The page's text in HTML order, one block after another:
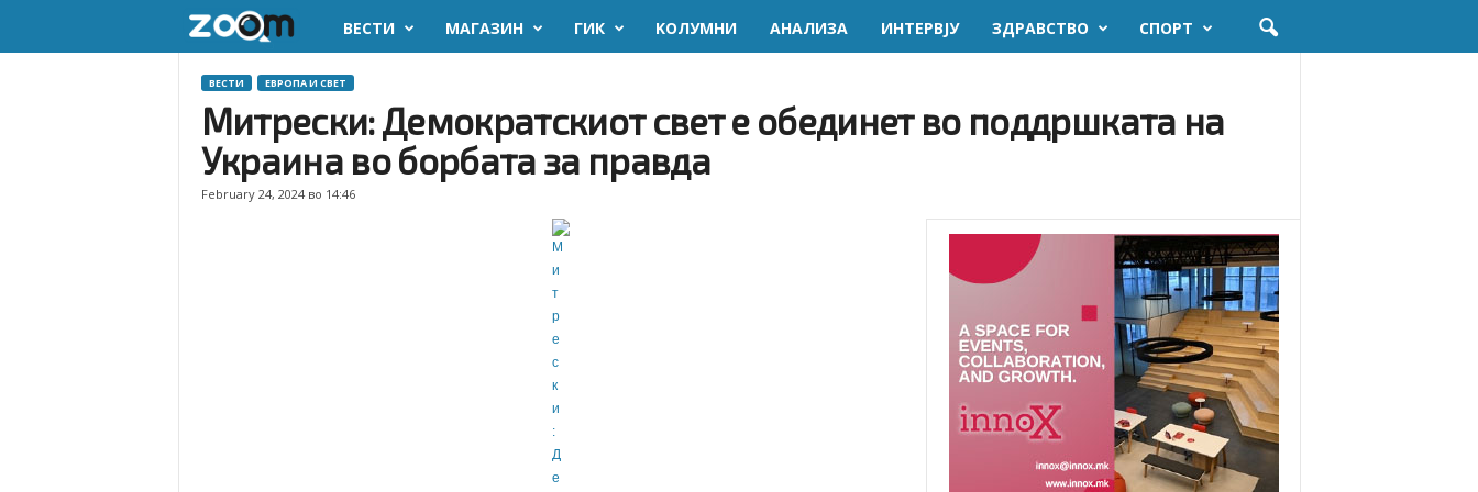
o
o
m
ВЕСТИ МАГАЗИН ГИК KОЛУМНИ AНАЛИЗА ИНТЕРВЈУ ЗДРАВСТВО СПОРТ
ВЕСТИ ЕВРОПА И СВЕТ
Митрески: Демократскиот свет е обединет во поддршката на
Украина во борбата за правда
February 24, 2024 во 14:46